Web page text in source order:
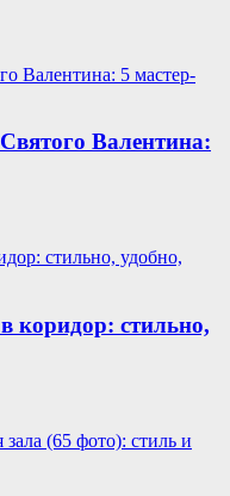
Валентина:
коридор: стильно,